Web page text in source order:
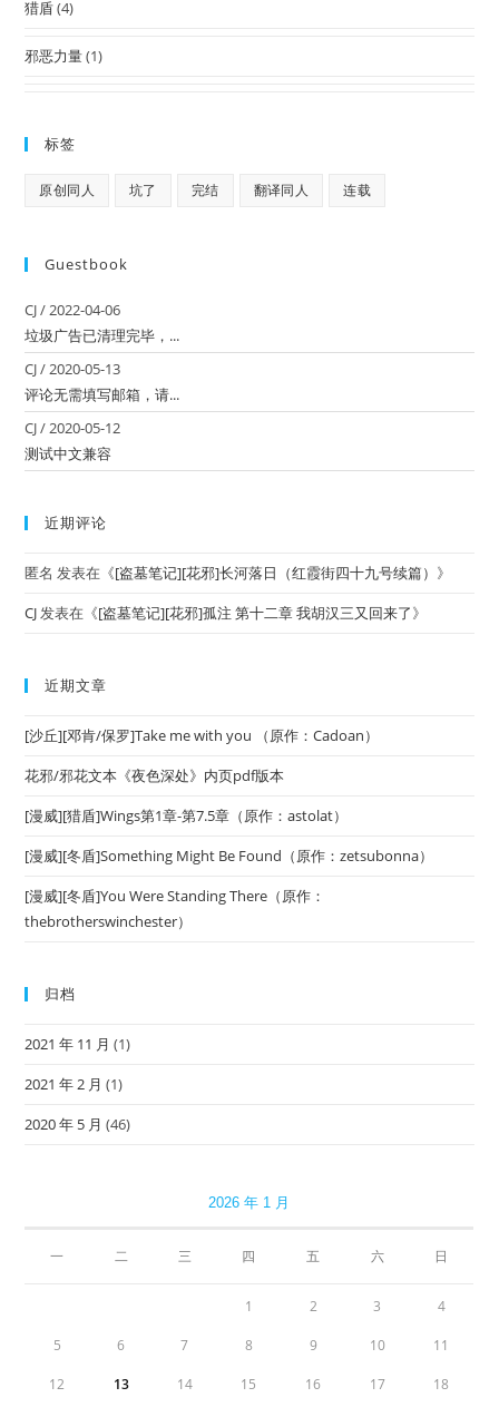
猎盾(4)
邪恶力量(1)
标签
原创同人 坑了 完结 翻译同人 连载
Guestbook
CJ/2022-04-06
垃圾广告已清理完毕，...
CJ/2020-05-13
评论无需填写邮箱，请...
CJ/2020-05-12
测试中文兼容
近期评论
匿名 发表在《[盗墓笔记][花邪]长河落日（红霞街四十九号续篇） 》
CJ发表在《[盗墓笔记][花邪]孤注 第十二章 我胡汉三又回来了》
近期文章
[沙丘][邓肯/保罗]Take me with you （原作：Cadoan）
花邪/邪花文本《夜色深处》内页pdf版本
[漫威][猎盾]Wings第1章-第7.5章（原作：astolat）
[漫威][冬盾]Something Might Be Found（原作：zetsubonna）
[漫威][冬盾]You Were Standing There（原作：
thebrotherswinchester）
归档
2021 年 11 月 (1)
2021 年 2 月 (1)
2020 年 5 月 (46)
2026 年 1 月
一 二 三 四 五 六 日
1 2 3 4
5 6 7 8 9 10 11
12 13 14 15 16 17 18